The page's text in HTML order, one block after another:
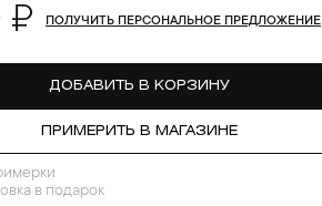
₽ ПОЛУЧИТЬ ПЕРСОНАЛЬНОЕ ПРЕДЛОЖЕНИЕ
ДОБАВИТЬ В КОРЗИНУ
ПРИМЕРИТЬ В МАГАЗИНЕ
в подарок